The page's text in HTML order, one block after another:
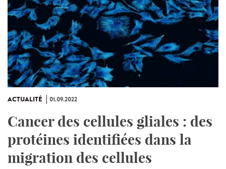
ACTUALITÉ 01.09.2022
Cancer des cellules gliales : des
protéines identifiées dans la
migration des cellules